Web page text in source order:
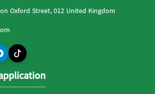
Oxford Street, 012 United Kingdom